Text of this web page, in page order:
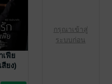
เฟีย
ยง)
กรุณาเข้าสู่
ระบบก่อน